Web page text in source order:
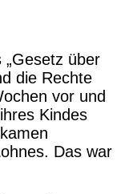
über
die Rechte
vor und
Kindes
Das war